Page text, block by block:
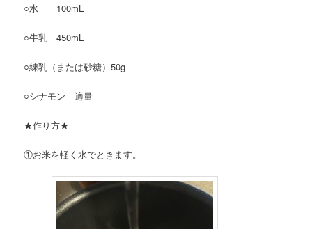
○水 100mL
○牛乳 450mL
○練乳（または砂糖）50g
○シナモン 適量
★作り方★
①お米を軽く水でときます。